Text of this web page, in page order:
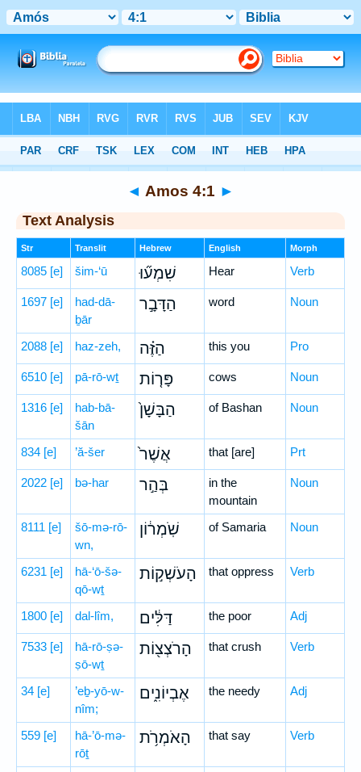
Hebrew> Amos 4:1
◄ Amos 4:1 ►
Text Analysis
Str Translit Hebrew English Morph
8085 [e] šim-‘ū שִׁמְע֞וּ Hear Verb
1697 [e]
had-dā-
ḇār
הַדָּבָ֣ר word Noun
2088 [e] haz-zeh, הַזֶּ֗ה this you Pro
6510 [e] pā-rō-wṯ פָּר֤וֹת cows Noun
1316 [e]
hab-bā-
šān
הַבָּשָׁן֙ of Bashan Noun
834 [e] ’ă-šer אֲשֶׁר֙ that [are] Prt
2022 [e] bə-har בְּהַ֣ר
in the
mountain
Noun
8111 [e]
šō-mə-rō-
wn,
שֹֽׁמְר֔וֹן of Samaria Noun
6231 [e]
hā-‘ō-šə-
qō-wṯ
הָעֹשְׁק֣וֹת that oppress Verb
1800 [e] dal-lîm, דַּלִּ֔ים the poor Adj
7533 [e]
hā-rō-ṣə-
ṣō-wṯ
הָרֹצְצ֖וֹת that crush Verb
34 [e]
’eḇ-yō-w-
nîm;
אֶבְיוֹנִ֑ים the needy Adj
559 [e]
hā-’ō-mə-
rōṯ
הָאֹמְרֹ֥ת that say Verb